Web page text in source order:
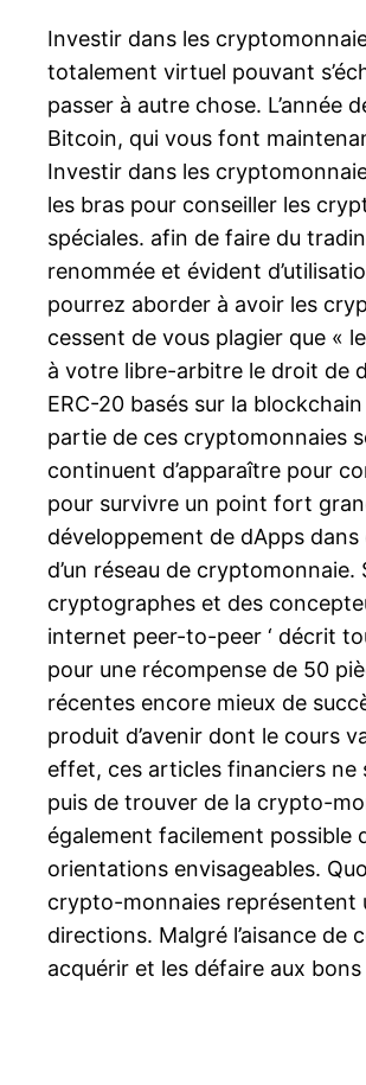
Investir dans les
totalement virtuel pouvant
passer à autre chose. L’année
Bitcoin, qui vous font
Investir dans les
les bras pour conseiller les
spéciales. afin de faire du
renommée et évident
pourrez aborder à avoir les
cessent de vous plagier que «
à votre libre-arbitre le droit de
ERC-20 basés sur la
partie de ces cryptomonnaies
continuent d’apparaître pour
pour survivre un point fort
développement de dApps
d’un réseau de
cryptographes et des
internet peer-to-peer ‘ décrit
pour une récompense de 50
récentes encore mieux de
produit d’avenir dont le cours
effet, ces articles financiers ne
puis de trouver de la crypto-
également facilement possible
orientations envisageables.
crypto-monnaies représentent
directions. Malgré l’aisance
acquérir et les défaire aux